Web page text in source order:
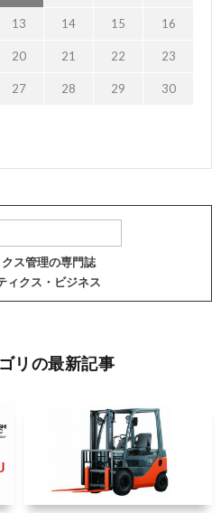
13 14 15 16
20 21 22 23
27 28 29 30
ス管理の専門誌
ィクス・ビジネス
リの最新記事